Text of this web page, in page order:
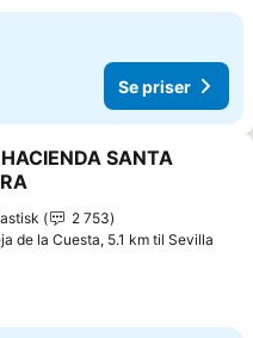
Se priser
til i favoritter
SANTA
2 753
de la Cuesta, 5.1 km til Sevilla